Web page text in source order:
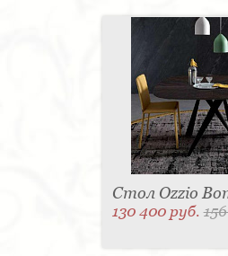
Стол Ozzio
130 400 руб.